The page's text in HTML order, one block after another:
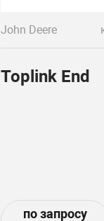
John Deere
Toplink End